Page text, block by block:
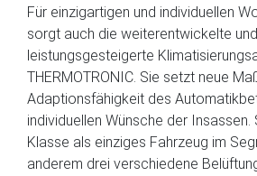
Für einzigartigen und individuellen
sorgt auch die weiterentwickelte und
leistungsgesteigerte
THERMOTRONIC. Sie setzt neue
Adaptionsfähigkeit des
individuellen Wünsche der
Klasse als einziges Fahrzeug im
anderem drei verschiedene